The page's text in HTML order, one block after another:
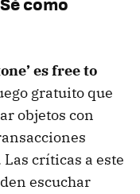
es free to
gratuito que
objetos con
críticas a este
escuchar